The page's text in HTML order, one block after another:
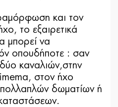
και τον
το εξαιρετικά
μπορεί να
οπουδήποτε : σαν
καναλιών,στην
στον ήχο
δωματίων ή